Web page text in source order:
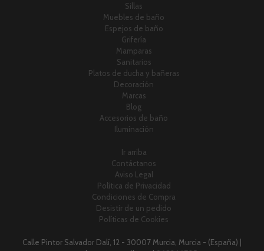
Sillas
Muebles de baño
Espejos de baño
Grifería
Mamparas
Sanitarios
Platos de ducha y bañeras
Decoración
Marcas
Blog
Accesorios de baño
Iluminación
Ir arriba
Contáctanos
Aviso Legal
Política de Privacidad
Condiciones de Compra
Desistir de un pedido
Políticas de Cookies
Calle Pintor Salvador Dalí, 12 - 30007 Murcia, Murcia - (España) |